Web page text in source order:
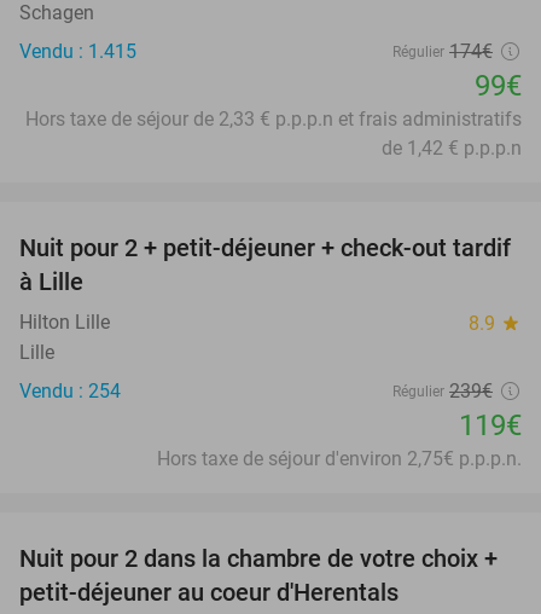
Schagen
Vendu : 1.415
Régulier 174€
99€
Hors taxe de séjour de 2,33 € p.p.p.n et frais administratifs
de 1,42 € p.p.p.n
50%
Nuit pour 2 + petit-déjeuner + check-out tardif
à Lille
Hilton Lille 8.9 star
Lille
Vendu : 254
Régulier 239€
119€
Hors taxe de séjour d'environ 2,75€ p.p.p.n.
43%
Nuit pour 2 dans la chambre de votre choix +
petit-déjeuner au coeur d'Herentals